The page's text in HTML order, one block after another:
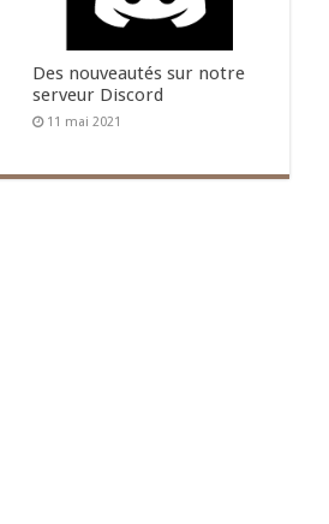
Des nouveautés sur notre
serveur Discord
11 mai 2021